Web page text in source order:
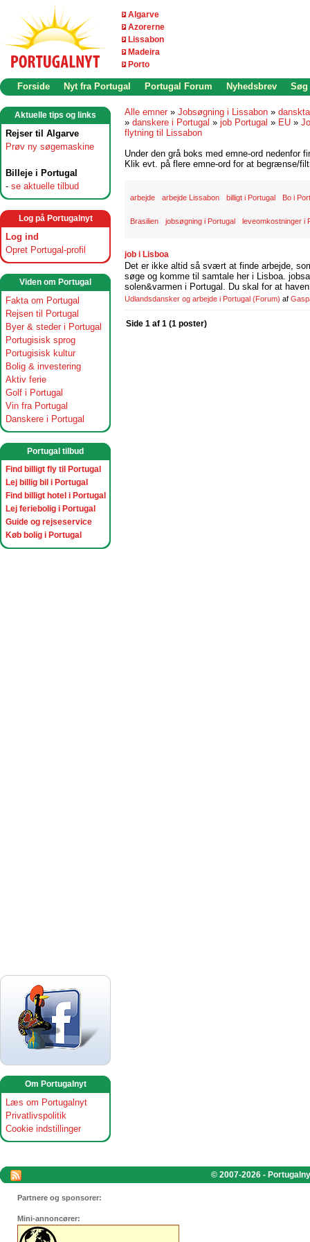
Algarve
Azorerne
Lissabon
Madeira
Porto
Forside Nyt fra Portugal Portugal Forum Nyhedsbrev Søg
Aktuelle tips og links
Rejser til Algarve
Prøv ny søgemaskine
Billeje i Portugal
- se aktuelle tilbud
Log på Portugalnyt
Log ind
Opret Portugal-profil
Viden om Portugal
Fakta om Portugal
Rejsen til Portugal
Byer & steder i Portugal
Portugisisk sprog
Portugisisk kultur
Bolig & investering
Aktiv ferie
Golf i Portugal
Vin fra Portugal
Danskere i Portugal
Portugal tilbud
Find billigt fly til Portugal
Lej billig bil i Portugal
Find billigt hotel i Portugal
Lej feriebolig i Portugal
Guide og rejseservice
Køb bolig i Portugal
Om Portugalnyt
Læs om Portugalnyt
Privatlivspolitik
Cookie indstillinger
Alle emner » Jobsøgning i Lissabon »
» danskere i Portugal » job Portugal » EU »
flytning til Lissabon
Under den grå boks med emne-ord nedenfor
Klik evt. på flere emne-ord for at begrænse/
arbejde arbejde Lissabon billigt i Portugal Bo i
Brasilien jobsøgning i Portugal leveomkostninger i
job i Lisboa
Det er ikke altid så svært at finde arbejde,
søge og komme til samtale her i Lisboa.
solen&varmen i Portugal. Du skal for at
Udlandsdansker og arbejde i Portugal (Forum) af
Side 1 af 1 (1 poster)
© 2007-2026 -
Partnere og sponsorer:
Mini-annoncører: